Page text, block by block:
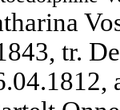
tr.